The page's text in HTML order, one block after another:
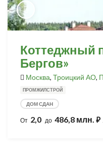
Коттеджный
Бергов»
Москва, Троицкий АО,
ПРОМЖИЛСТРОЙ
ДОМ СДАН
От 2,0 до 486,8 млн. ⃏